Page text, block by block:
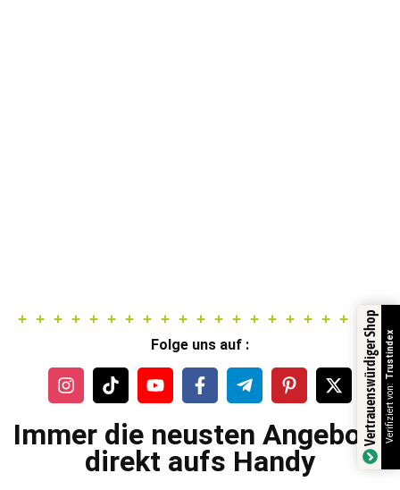
Folge uns auf :
Immer die neusten Angebote
direkt aufs Handy
Vertrauenswürdiger ShopVerifiziert von:
Trustindex